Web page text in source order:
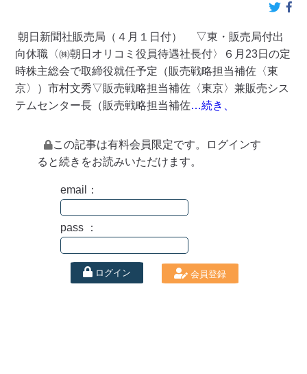
朝日新聞社販売局（４月１日付） ▽東・販売局付出
向休職〈㈱朝日オリコミ役員待遇社長付〉６月23日の定
時株主総会で取締役就任予定（販売戦略担当補佐〈東
京〉）市村文秀▽販売戦略担当補佐〈東京〉兼販売シス
テムセンター長（販売戦略担当補佐…続き、
この記事は有料会員限定です。ログインす
ると続きをお読みいただけます。
email：
pass ：
ログイン 会員登録